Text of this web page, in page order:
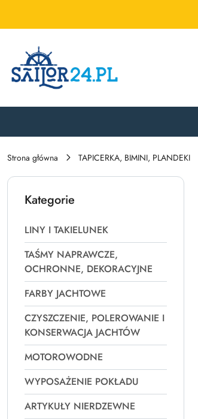
Strona główna TAPICERKA, BIMINI, PLANDEKI
Kategorie
LINY I TAKIELUNEK
TAŚMY NAPRAWCZE,
OCHRONNE, DEKORACYJNE
FARBY JACHTOWE
CZYSZCZENIE, POLEROWANIE I
KONSERWACJA JACHTÓW
MOTOROWODNE
WYPOSAŻENIE POKŁADU
ARTYKUŁY NIERDZEWNE